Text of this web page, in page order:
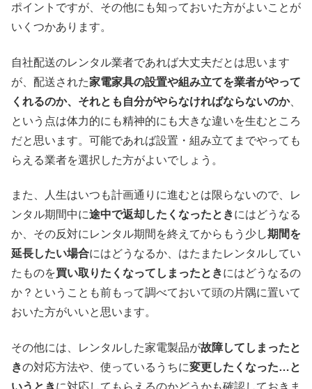
ポイントですが、その他にも知っておいた方がよいことが
いくつかあります。
自社配送のレンタル業者であれば大丈夫だとは思います
が、配送された家電家具の設置や組み立てを業者がやって
くれるのか、それとも自分がやらなければならないのか、
という点は体力的にも精神的にも大きな違いを生むところ
だと思います。可能であれば設置・組み立てまでやっても
らえる業者を選択した方がよいでしょう。
また、人生はいつも計画通りに進むとは限らないので、レ
ンタル期間中に途中で返却したくなったときにはどうなる
か、その反対にレンタル期間を終えてからもう少し期間を
延長したい場合にはどうなるか、はたまたレンタルしてい
たものを買い取りたくなってしまったときにはどうなるの
か？ということも前もって調べておいて頭の片隅に置いて
おいた方がいいと思います。
その他には、レンタルした家電製品が故障してしまったと
きの対応方法や、使っているうちに変更したくなった…と
いうときに対応してもらえるのかどうかも確認しておきま